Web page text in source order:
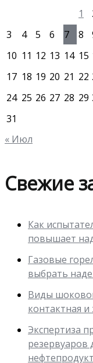
1
3
4 5 6 7 8
10 11 12 13 14 15
17 18 19 20 21 22
24 25 26 27 28 29
31
« Июл
Свежие
Как
повышает
Газовые
выбрать
Виды
контактная
Экспертиза
резервуаров